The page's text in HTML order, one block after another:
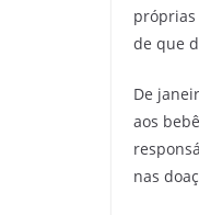
próprias
de que
De
aos
nas